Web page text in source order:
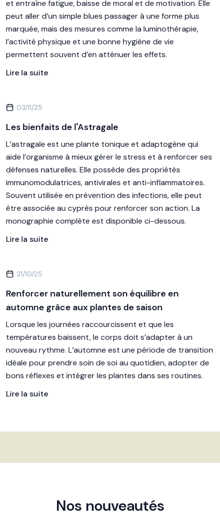
et entraîne fatigue, baisse de moral et de motivation. Elle
peut aller d’un simple blues passager à une forme plus
marquée, mais des mesures comme la luminothérapie,
l’activité physique et une bonne hygiène de vie
permettent souvent d’en atténuer les effets.
Lire la suite
03/11/25
Les bienfaits de l'Astragale
L’astragale est une plante tonique et adaptogène qui
aide l’organisme à mieux gérer le stress et à renforcer ses
défenses naturelles. Elle possède des propriétés
immunomodulatrices, antivirales et anti-inflammatoires.
Souvent utilisée en prévention des infections, elle peut
être associée au cyprès pour renforcer son action. La
monographie complète est disponible ci-dessous.
Lire la suite
21/10/25
Renforcer naturellement son équilibre en
automne grâce aux plantes de saison
Lorsque les journées raccourcissent et que les
températures baissent, le corps doit s’adapter à un
nouveau rythme. L’automne est une période de transition
idéale pour prendre soin de soi au quotidien, adopter de
bons réflexes et intégrer les plantes dans ses routines.
Lire la suite
Nos nouveautés